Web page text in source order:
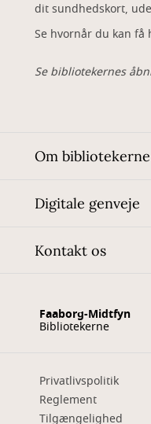
dit sundhedskort,
Se hvornår du kan
Se bibliotekernes
Om bibliotekerne
Digitale genveje
Kontakt os
Faaborg-Midtfyn
Bibliotekerne
Privatlivspolitik
Reglement
Tilgængelighed